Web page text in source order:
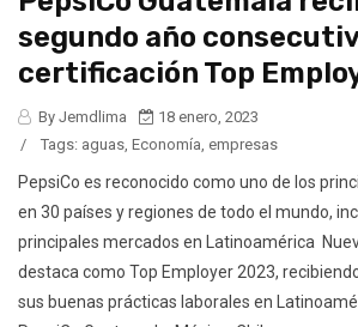
segundo año
certificación Top
By Jemdlima
18 enero, 2023
/
Tags: aguas, Economía, empresas
PepsiCo es reconocido como uno de los
en 30 países y regiones de todo el mundo,
principales mercados en Latinoamérica
destaca como Top Employer 2023,
sus buenas prácticas laborales en